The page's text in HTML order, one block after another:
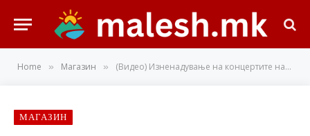
Home » Магазин » (Видео) Изненадување на концертите на Цетински во Сава Центар: Публиката воодушевена од настапот на Ристе Ристески
МАГАЗИН